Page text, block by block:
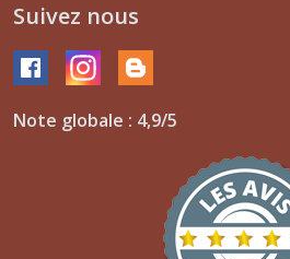
Suivez nous
Note globale : 4,9/5